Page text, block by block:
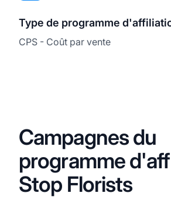
Type de programme
CPS - Coût par vente
Campagnes du
programme
Stop Florists